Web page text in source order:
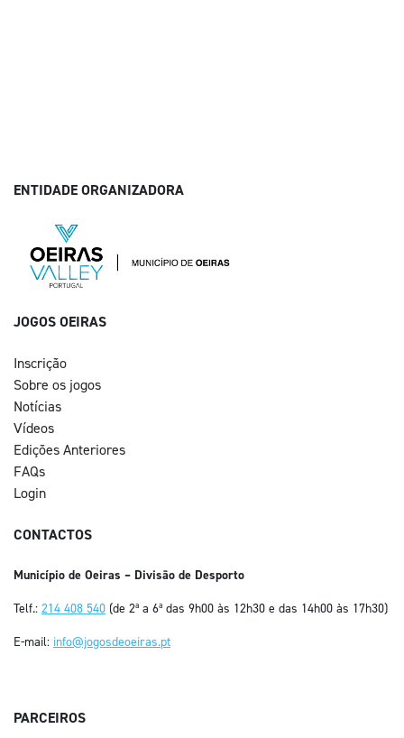
ENTIDADE ORGANIZADORA
JOGOS OEIRAS
Inscrição
Sobre os jogos
Notícias
Vídeos
Edições Anteriores
FAQs
Login
CONTACTOS
Município de Oeiras – Divisão de Desporto
Telf.: 214 408 540 (de 2ª a 6ª das 9h00 às 12h30 e das 14h00 às 17h30)
E-mail: info@jogosdeoeiras.pt
PARCEIROS